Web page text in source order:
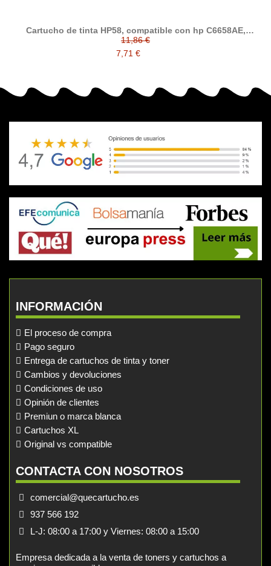
Cartucho de tinta HP58, compatible con hp C6658AE,
tricolor (fotografico)
11,86 €
7,71 €
INFORMACIÓN
El proceso de compra
Pago seguro
Entrega de cartuchos de tinta y toner
Cambios y devoluciones
Condiciones de uso
Opinión de clientes
Premiun o marca blanca
Cartuchos XL
Original vs compatible
CONTACTA CON NOSOTROS
comercial@quecartucho.es
937 566 192
L-J: 08:00 a 17:00 y Viernes: 08:00 a 15:00
Empresa dedicada a la venta de toners y cartuchos a